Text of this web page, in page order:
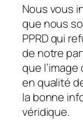
Nous vous
que nous
PPRD qui
de notre
que l’image
en qualité
la bonne
véridique.